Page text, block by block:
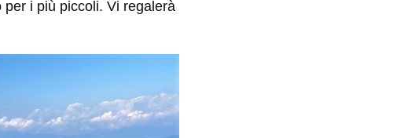
per i più piccoli. Vi regalerà